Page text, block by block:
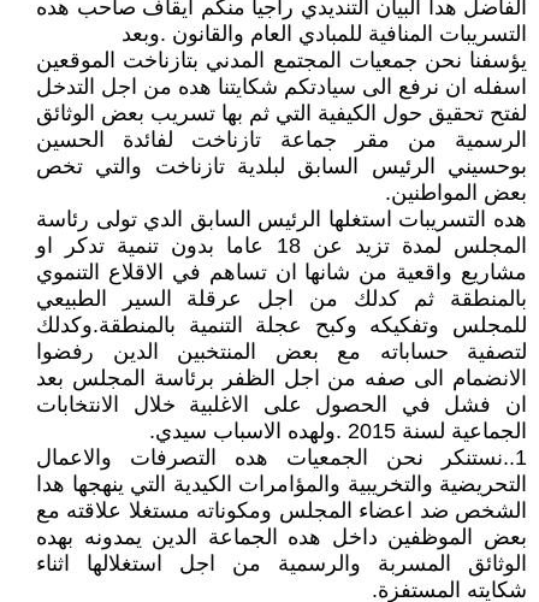
الفاضل هدا البيان التنديدي راجيا منكم ايقاف صاحب هده
التسريبات المنافية للمبادي العام والقانون .وبعد
يؤسفنا نحن جمعيات المجتمع المدني بتازناخت الموقعين
اسفله ان نرفع الى سيادتكم شكايتنا هده من اجل التدخل
لفتح تحقيق حول الكيفية التي ثم بها تسريب بعض الوثائق
الرسمية من مقر جماعة تازناخت لفائدة الحسين
بوحسيني الرئيس السابق لبلدية تازناخت والتي تخص
بعض المواطنين.
هده التسريبات استغلها الرئيس السابق الدي تولى رئاسة
المجلس لمدة تزيد عن 18 عاما بدون تنمية تدكر او
مشاريع واقعية من شانها ان تساهم في الاقلاع التنموي
بالمنطقة ثم كدلك من اجل عرقلة السير الطبيعي
للمجلس وتفكيكه وكبح عجلة التنمية بالمنطقة.وكدلك
لتصفية حساباته مع بعض المنتخبين الدين رفضوا
الانضمام الى صفه من اجل الظفر برئاسة المجلس بعد
ان فشل في الحصول على الاغلبية خلال الانتخابات
الجماعية لسنة 2015 .ولهده الاسباب سيدي.
1..نستنكر نحن الجمعيات هده التصرفات والاعمال
التحريضية والتخريبية والمؤامرات الكيدية التي ينهجها هدا
الشخص ضد اعضاء المجلس ومكوناته مستغلا علاقته مع
بعض الموظفين داخل هده الجماعة الدين يمدونه بهده
الوثائق المسربة والرسمية من اجل استغلالها اثناء
شكايته المستفزة.